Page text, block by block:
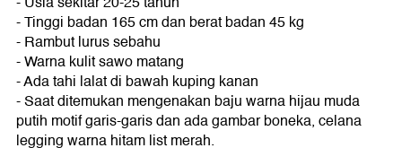
- Tinggi badan 165 cm dan berat badan 45 kg
- Rambut lurus sebahu
- Warna kulit sawo matang
- Ada tahi lalat di bawah kuping kanan
- Saat ditemukan mengenakan baju warna hijau muda
putih motif garis-garis dan ada gambar boneka, celana
legging warna hitam list merah.